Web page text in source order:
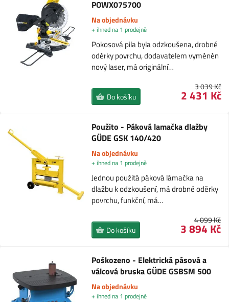
POWX075700
Na objednávku
+ ihned na 1 prodejně
Pokosová pila byla odzkoušena, drobné
oděrky povrchu, dodavatelem vyměněn
nový laser, má originální…
3 039 Kč
2 431 Kč
Do košíku
Použito - Páková lamačka dlažby
GÜDE GSK 140/420
Na objednávku
+ ihned na 1 prodejně
Jednou použitá páková lámačka na
dlažbu k odzkoušení, má drobné oděrky
povrchu, funkční, má…
4 099 Kč
3 894 Kč
Do košíku
Poškozeno - Elektrická pásová a
válcová bruska GÜDE GSBSM 500
Na objednávku
+ ihned na 1 prodejně